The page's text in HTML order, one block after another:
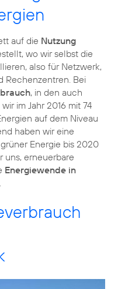
auf die Nutzung
wo wir selbst die
also für Netzwerk,
Rechenzentren. Bei
, in den auch
im Jahr 2016 mit 74
auf dem Niveau
haben wir eine
Energie bis 2020
uns, erneuerbare
Energiewende in